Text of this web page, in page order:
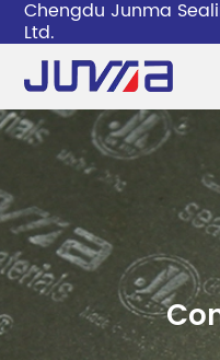
Chengdu Junma
Ltd.